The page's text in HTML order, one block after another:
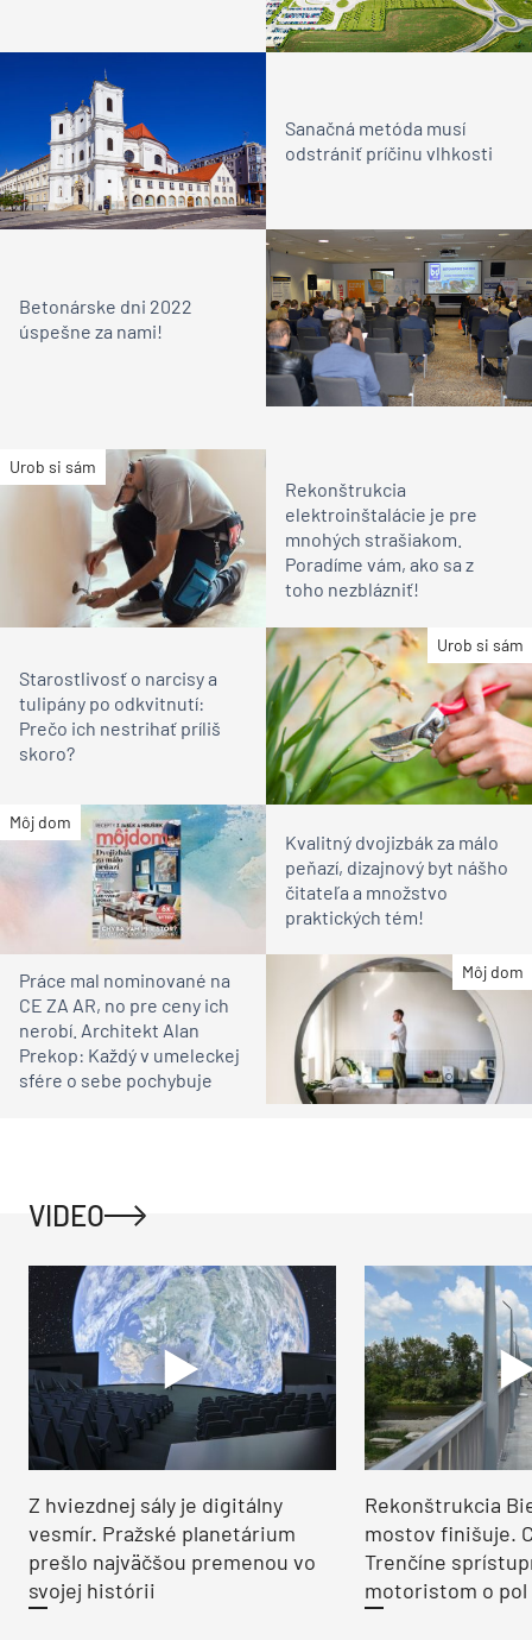
Sanačná metóda musí
odstrániť príčinu vlhkosti
Betonárske dni 2022
úspešne za nami!
Urob si sám
Rekonštrukcia
elektroinštalácie je pre
mnohých strašiakom.
Poradíme vám, ako sa z
toho nezblázniť!
Urob si sám
Starostlivosť o narcisy a
tulipány po odkvitnutí:
Prečo ich nestrihať príliš
skoro?
Môj dom
Kvalitný dvojizbák za málo
peňazí, dizajnový byt nášho
čitateľa a množstvo
praktických tém!
Môj dom
Práce mal nominované na
CE ZA AR, no pre ceny ich
nerobí. Architekt Alan
Prekop: Každý v umeleckej
sfére o sebe pochybuje
VIDEO
Z hviezdnej sály je digitálny
vesmír. Pražské planetárium
prešlo najväčšou premenou vo
svojej histórii
Rekonštrukcia
mostov finišuje.
Trenčíne
motoristom o pol